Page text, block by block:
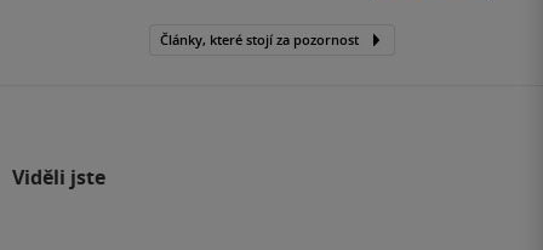
Články, které stojí za pozornost
Viděli jste